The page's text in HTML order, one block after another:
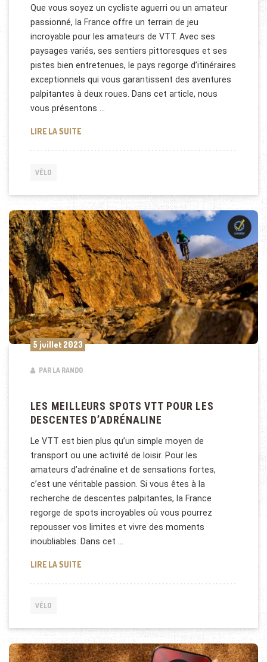
Que vous soyez un cycliste aguerri ou un amateur
passionné, la France offre un terrain de jeu
incroyable pour les amateurs de VTT. Avec ses
paysages variés, ses sentiers pittoresques et ses
pistes bien entretenues, le pays regorge d’itinéraires
exceptionnels qui vous garantissent des aventures
palpitantes à deux roues. Dans cet article, nous
vous présentons …
LIRE LA SUITE5 ITINÉRAIRES INCONTOURNABLES POUR LES
VÉLO
5 juillet 2023
PAR LA RANDO
LES MEILLEURS SPOTS VTT POUR LES
DESCENTES D’ADRÉNALINE
Le VTT est bien plus qu’un simple moyen de
transport ou une activité de loisir. Pour les
amateurs d’adrénaline et de sensations fortes,
c’est une véritable passion. Si vous êtes à la
recherche de descentes palpitantes, la France
regorge de spots incroyables où vous pourrez
repousser vos limites et vivre des moments
inoubliables. Dans cet …
LIRE LA SUITELES MEILLEURS SPOTS VTT POUR LES DESCENTES
VÉLO